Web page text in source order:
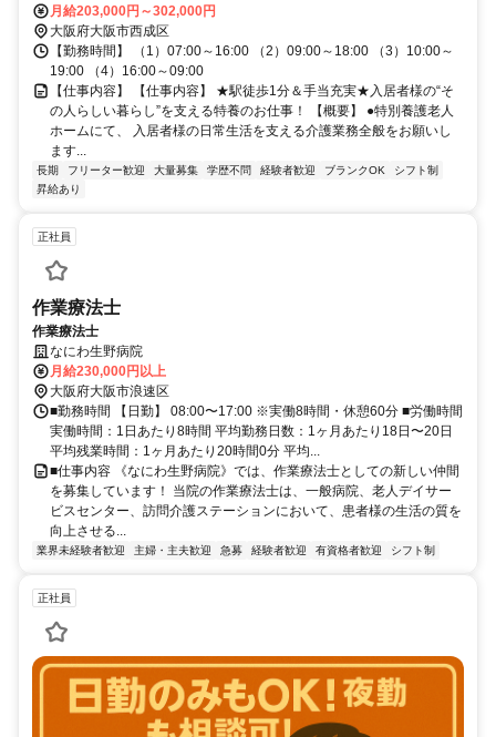
月給203,000円～302,000円
大阪府大阪市西成区
【勤務時間】 （1）07:00～16:00 （2）09:00～18:00 （3）10:00～
19:00 （4）16:00～09:00
【仕事内容】 【仕事内容】 ★駅徒歩1分＆手当充実★入居者様の“そ
の人らしい暮らし”を支える特養のお仕事！ 【概要】 ●特別養護老人
ホームにて、 入居者様の日常生活を支える介護業務全般をお願いし
ます...
長期 フリーター歓迎 大量募集 学歴不問 経験者歓迎 ブランクOK
シフト制
昇給あり
正社員
作業療法士
作業療法士
なにわ生野病院
月給230,000円以上
大阪府大阪市浪速区
■勤務時間 【日勤】 08:00〜17:00 ※実働8時間・休憩60分 ■労働時間
実働時間：1日あたり8時間 平均勤務日数：1ヶ月あたり18日〜20日
平均残業時間：1ヶ月あたり20時間0分 平均...
■仕事内容 《なにわ生野病院》では、作業療法士としての新しい仲間
を募集しています！ 当院の作業療法士は、一般病院、老人デイサー
ビスセンター、訪問介護ステーションにおいて、患者様の生活の質を
向上させる...
業界未経験者歓迎 主婦・主夫歓迎 急募 経験者歓迎 有資格者歓迎 シフト制
正社員